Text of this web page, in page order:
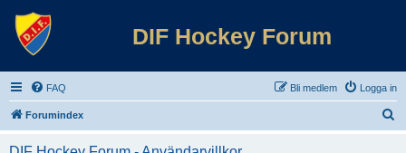
DIF Hockey Forum
FAQ Logga in
Bli medlem
Forumindex